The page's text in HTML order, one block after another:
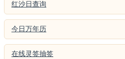
红沙日查询
今日万年历
在线灵签抽签